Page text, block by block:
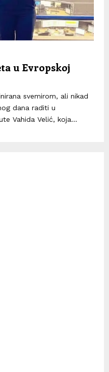
u Evropskoj
svemirom, ali nikad
dana raditi u
Vahida Velić, koja...